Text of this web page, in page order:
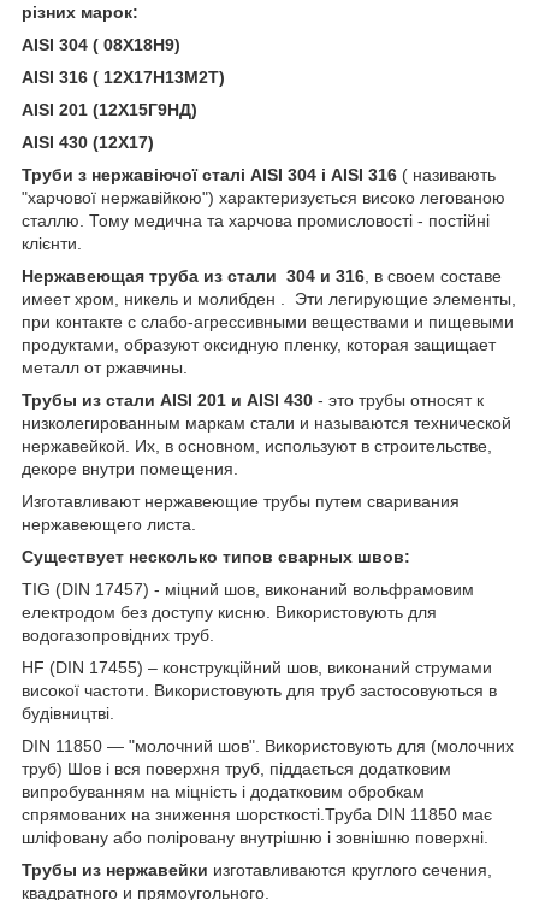
різних марок:
AISI 304 ( 08Х18Н9)
AISI 316 ( 12Х17Н13М2Т)
AISI 201 (12Х15Г9НД)
AISI 430 (12Х17)
Труби з нержавіючої сталі AISI 304 і AISI 316 ( називають
"харчової нержавійкою") характеризується високо легованою
сталлю. Тому медична та харчова промисловості - постійні
клієнти.
Нержавеющая труба из стали 304 и 316 , в своем составе
имеет хром, никель и молибден . Эти легирующие элементы,
при контакте с слабо-агрессивными веществами и пищевыми
продуктами, образуют оксидную пленку, которая защищает
металл от ржавчины.
Трубы из стали AISI 201 и AISI 430 - это трубы относят к
низколегированным маркам стали и называются технической
нержавейкой. Их, в основном, используют в строительстве,
декоре внутри помещения.
Изготавливают нержавеющие трубы путем сваривания
нержавеющего листа.
Существует несколько типов сварных швов:
TIG (DIN 17457) - міцний шов, виконаний вольфрамовим
електродом без доступу кисню. Використовують для
водогазопровідних труб.
HF (DIN 17455) – конструкційний шов, виконаний струмами
високої частоти. Використовують для труб застосовуються в
будівництві.
DIN 11850 ― "молочний шов". Використовують для (молочних
труб) Шов і вся поверхня труб, піддається додатковим
випробуванням на міцність і додатковим обробкам
спрямованих на зниження шорсткості.Труба DIN 11850 має
шліфовану або поліровану внутрішню і зовнішню поверхні.
Трубы из нержавейки изготавливаются круглого сечения,
квадратного и прямоугольного.